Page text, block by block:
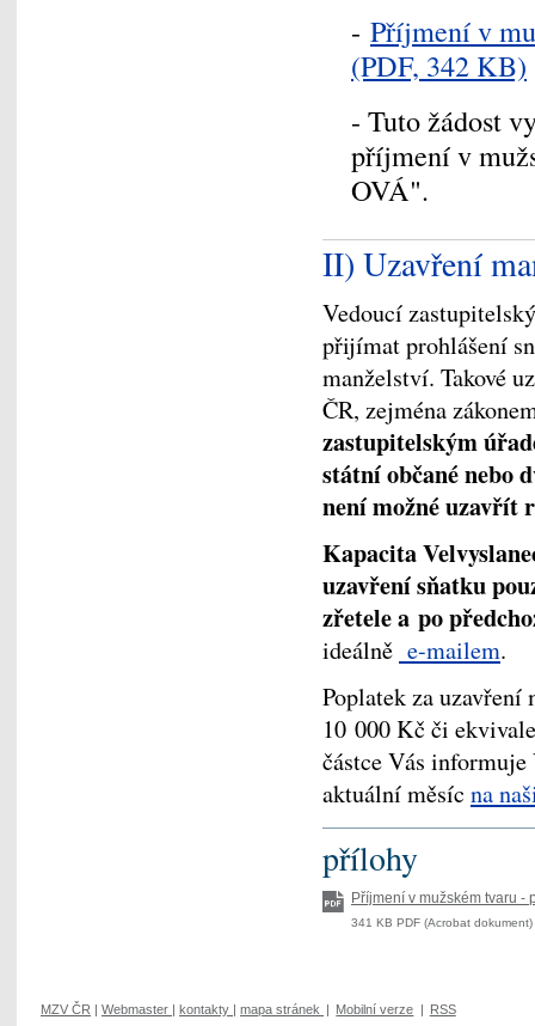
- Příjmení v
(PDF, 342 KB)
- Tuto žádost
příjmení v
OVÁ".
II) Uzavření
Vedoucí
přijímat prohlášení
manželství. Takové
ČR, zejména
zastupitelským
státní občané nebo
není možné uzavřít
Kapacita
uzavření sňatku
zřetele a po
ideálně e-mailem.
Poplatek za
10 000 Kč či
částce Vás
aktuální měsíc na
přílohy
Příjmení v mužském tvaru -
341 KB PDF (Acrobat
MZV ČR | Webmaster | kontakty | mapa stránek | Mobilní verze | RSS